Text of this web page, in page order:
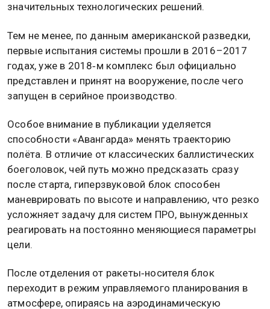
значительных технологических решений.
Тем не менее, по данным американской разведки,
первые испытания системы прошли в 2016–2017
годах, уже в 2018‑м комплекс был официально
представлен и принят на вооружение, после чего
запущен в серийное производство.
Особое внимание в публикации уделяется
способности «Авангарда» менять траекторию
полёта. В отличие от классических баллистических
боеголовок, чей путь можно предсказать сразу
после старта, гиперзвуковой блок способен
маневрировать по высоте и направлению, что резко
усложняет задачу для систем ПРО, вынужденных
реагировать на постоянно меняющиеся параметры
цели.
После отделения от ракеты‑носителя блок
переходит в режим управляемого планирования в
атмосфере, опираясь на аэродинамическую